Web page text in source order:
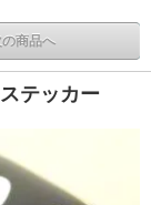
の商品へ
テッカー